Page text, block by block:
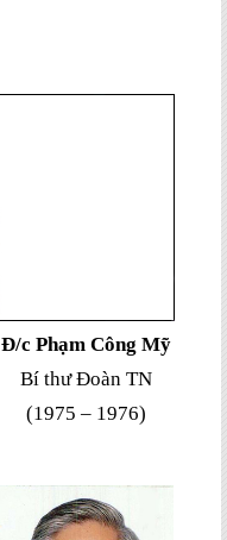
Đ/c Phạm Công Mỹ
Bí thư Đoàn TN
(1975 – 1976)